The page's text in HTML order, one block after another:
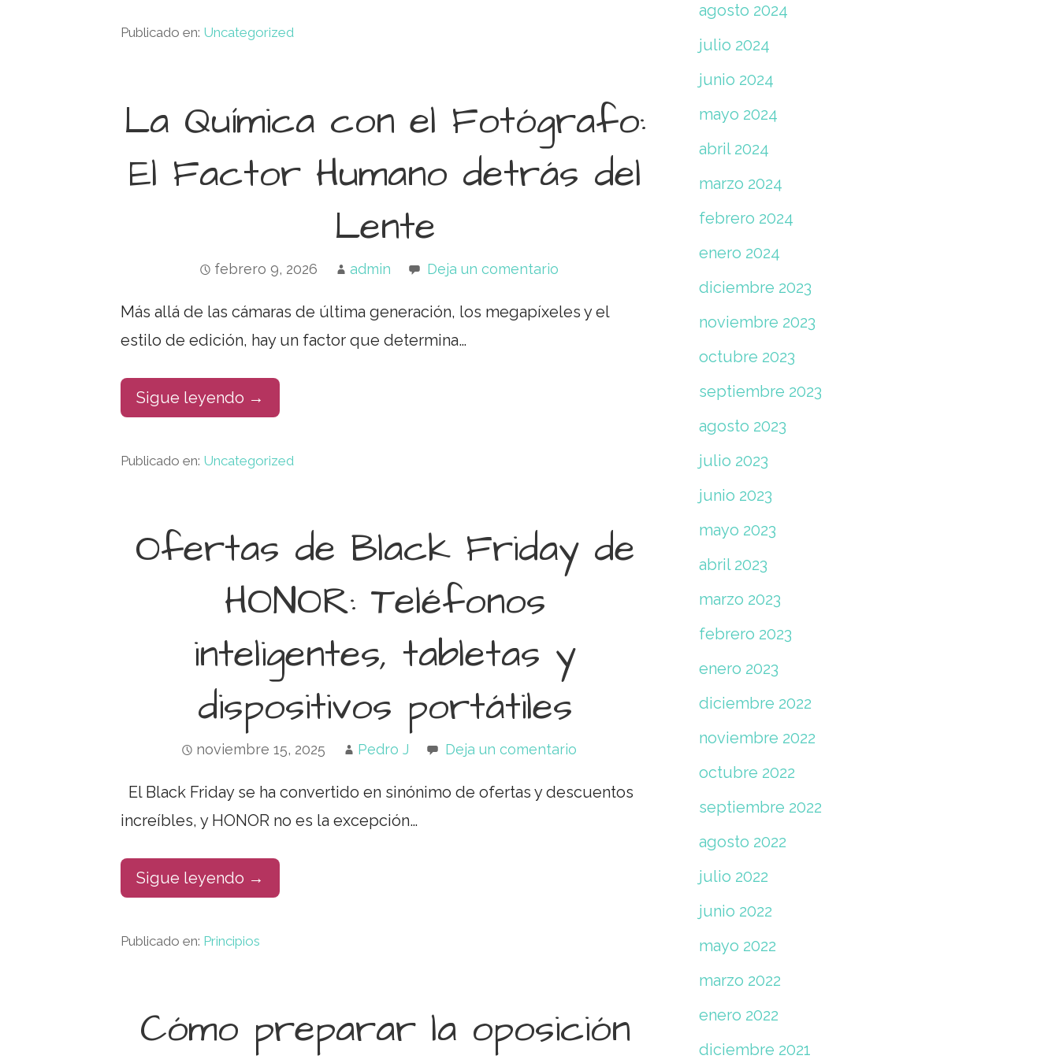
Publicado en: Uncategorized
La Química con el Fotógrafo:
El Factor Humano detrás del
Lente
febrero 9, 2026 admin Deja un comentario
Más allá de las cámaras de última generación, los megapíxeles y el
estilo de edición, hay un factor que determina…
Sigue leyendo →
Publicado en: Uncategorized
Ofertas de Black Friday de
HONOR: Teléfonos
inteligentes, tabletas y
dispositivos portátiles
noviembre 15, 2025 Pedro J Deja un comentario
El Black Friday se ha convertido en sinónimo de ofertas y descuentos
increíbles, y HONOR no es la excepción…
Sigue leyendo →
Publicado en: Principios
Cómo preparar la oposición
agosto 2024
julio 2024
junio 2024
mayo 2024
abril 2024
marzo 2024
febrero 2024
enero 2024
diciembre 2023
noviembre 2023
octubre 2023
septiembre 2023
agosto 2023
julio 2023
junio 2023
mayo 2023
abril 2023
marzo 2023
febrero 2023
enero 2023
diciembre 2022
noviembre 2022
octubre 2022
septiembre 2022
agosto 2022
julio 2022
junio 2022
mayo 2022
marzo 2022
enero 2022
diciembre 2021